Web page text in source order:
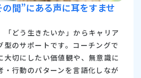
間”にある声に耳をすませ
「どう生きたいか」からキャリア
型のサポートです。コーチングで
大切にしたい価値観や、無意識に
・行動のパターンを言語化しなが